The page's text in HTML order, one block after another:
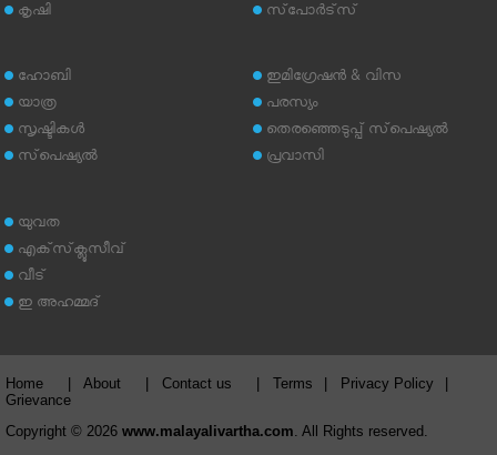
കൃഷി
സ്‌പോര്‍ട്‌സ്
ഹോബി
യാത്ര
സൃഷ്ടികള്‍
സ്‌പെഷ്യല്‍
ഇമിഗ്രേഷന്‍ & വിസ
പരസ്യം
തെരഞ്ഞെടുപ്പ് സ്‌പെഷ്യല്‍
പ്രവാസി
യുവത
എക്‌സ്‌ക്ലൂസീവ്
വീട്
ഇ അഹമ്മദ്‌
Home About Contact us Terms Privacy Policy
Grievance
Copyright © 2026 www.malayalivartha.com . All Rights reserved.